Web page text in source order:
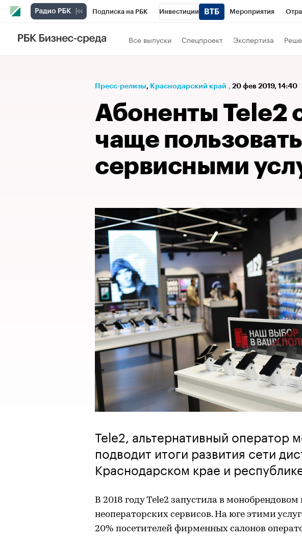
Подписка на РБК Инвестиции Мероприятия
Телеканал
Спецпроекты Проверка контрагентов Политика
Все выпуски Спецпроект Экспертиза
Пресс-релизы⁠, Краснодарский край , 20 фев 2019, 14:40
Абоненты Tele2
чаще
сервисными
Tele2, альтернативный оператор
подводит итоги развития сети
Краснодарском крае и
В 2018 году Tele2 запустила в
неоператорских сервисов. На юге этими
20% посетителей фирменных салонов